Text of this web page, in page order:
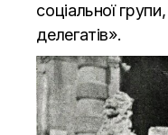
соціальної
делегатів».